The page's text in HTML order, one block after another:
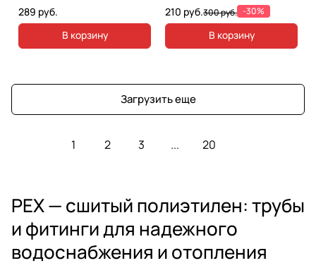
289 руб.
В корзину
210 руб.300 руб. -30%
В корзину
Загрузить еще
1 2 3 ... 20
PEX — сшитый полиэтилен: трубы
и фитинги для надежного
водоснабжения и отопления